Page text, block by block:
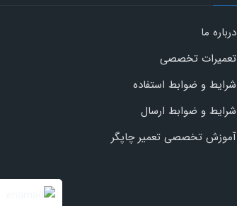
درباره ما
تعمیرات تخصصی
شرایط و ضوابط استفاده
شرایط و ضوابط ارسال
آموزش تخصصی تعمیر چاپگر